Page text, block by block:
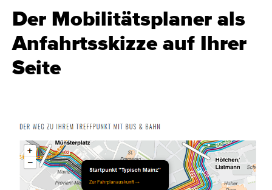
Der Mobilitätsplaner als
Anfahrtsskizze auf Ihrer
Seite